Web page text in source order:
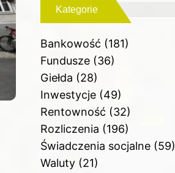
Kategorie
Bankowość (181)
Fundusze(36)
Giełda (28)
Inwestycje(49)
Rentowność (32)
Rozliczenia (196)
Świadczenia socjalne(59)
Waluty(21)